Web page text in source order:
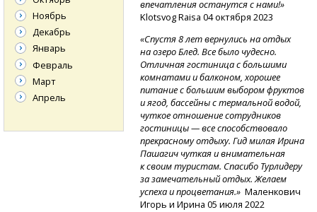
впечатления останутся с нами!»
Klotsvog Raisa 04 октября 2023
«Спустя 8 лет вернулись на отдых
на озеро Блед. Все было чудесно.
Отличная гостиница с большими
комнатами и балконом, хорошее
питание с большим выбором фруктов
и ягод, бассейны с термальной водой,
чуткое отношение сотрудников
гостиницы — все способствовало
прекрасному отдыху. Гид милая Ирина
Пашагич чуткая и внимательная
к своим туристам. Спасибо Турлидеру
за замечательный отдых. Желаем
успеха и процветания.» Маленкович
Игорь и Ирина 05 июля 2022
Ноябрь
Декабрь
Январь
Февраль
Март
Апрель